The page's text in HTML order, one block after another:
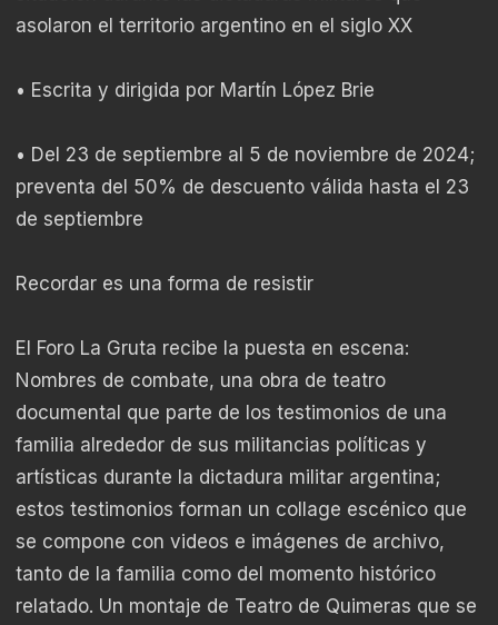
asolaron el territorio argentino en el siglo XX
• Escrita y dirigida por Martín López Brie
• Del 23 de septiembre al 5 de noviembre de 2024;
preventa del 50% de descuento válida hasta el 23
de septiembre
Recordar es una forma de resistir
El Foro La Gruta recibe la puesta en escena:
Nombres de combate, una obra de teatro
documental que parte de los testimonios de una
familia alrededor de sus militancias políticas y
artísticas durante la dictadura militar argentina;
estos testimonios forman un collage escénico que
se compone con videos e imágenes de archivo,
tanto de la familia como del momento histórico
relatado. Un montaje de Teatro de Quimeras que se